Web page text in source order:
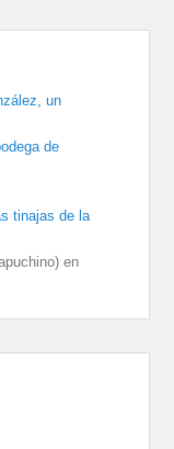
un
de
tinajas de la
en